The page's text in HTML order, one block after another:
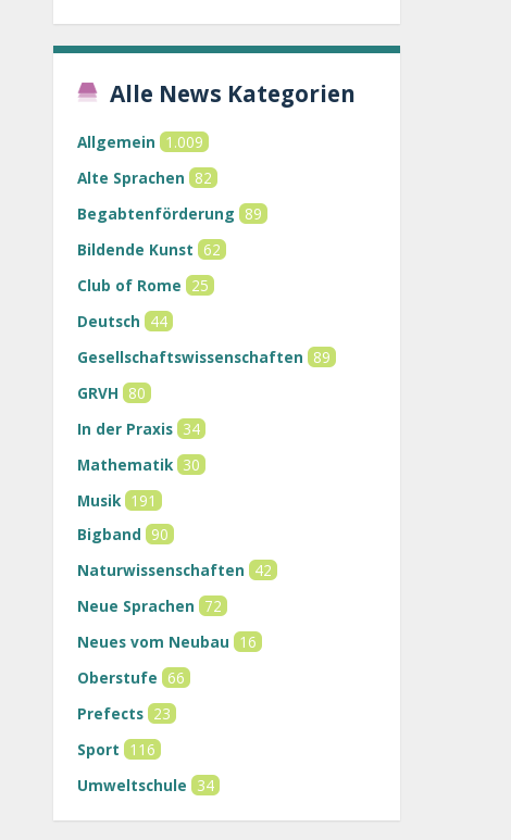
Alle News Kategorien
Allgemein 1.009
Alte Sprachen 82
Begabtenförderung 89
Bildende Kunst 62
Club of Rome 25
Deutsch 44
Gesellschaftswissenschaften 89
GRVH 80
In der Praxis 34
Mathematik 30
Musik 191
Bigband 90
Naturwissenschaften 42
Neue Sprachen 72
Neues vom Neubau 16
Oberstufe 66
Prefects 23
Sport 116
Umweltschule 34